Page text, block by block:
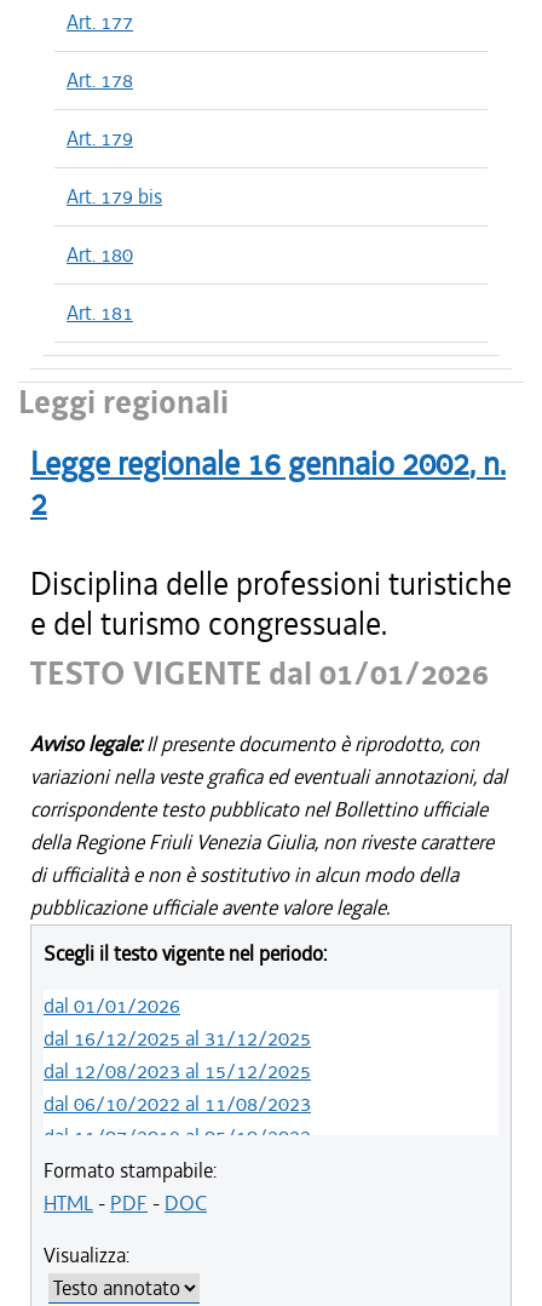
Art. 177
Art. 178
Art. 179
Art. 179 bis
Art. 180
Art. 181
Leggi regionali
Legge regionale 16 gennaio 2002, n.
2
Disciplina delle professioni turistiche
e del turismo congressuale.
TESTO VIGENTE dal 01/01/2026
Avviso legale:Il presente documento è riprodotto, con
variazioni nella veste grafica ed eventuali annotazioni, dal
corrispondente testo pubblicato nel Bollettino ufficiale
della Regione Friuli Venezia Giulia, non riveste carattere
di ufficialità e non è sostitutivo in alcun modo della
pubblicazione ufficiale avente valore legale.
Scegli il testo vigente nel periodo:
dal 01/01/2026
dal 16/12/2025 al 31/12/2025
dal 12/08/2023 al 15/12/2025
dal 06/10/2022 al 11/08/2023
dal 11/07/2019 al 05/10/2022
dal 01/05/2019 al 10/07/2019
dal 12/04/2018 al 30/04/2019
dal 01/01/2018 al 28/03/2018
dal 09/11/2017 al 31/12/2017
Formato stampabile:
HTML- PDF - DOC
Visualizza: